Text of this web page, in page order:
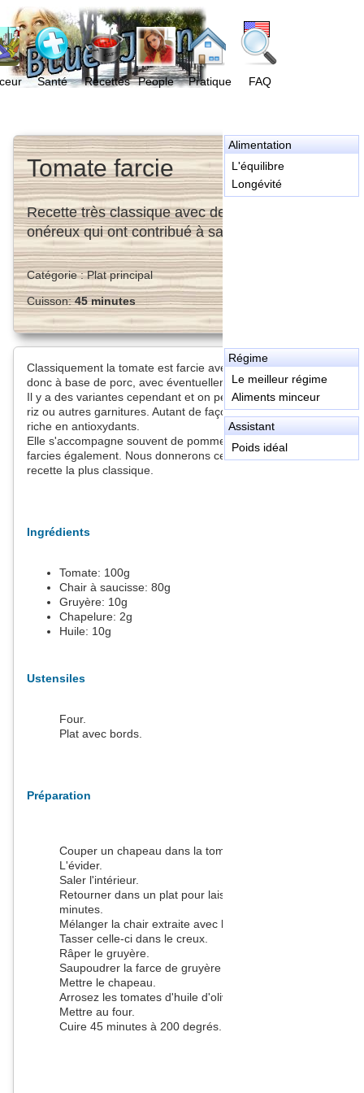
Santé Recettes People Pratique FAQ
Alimentation
L'équilibre
Longévité
Régime
Le meilleur régime
Aliments minceur
Assistant
Poids idéal
Tomate farcie
Recette très classique avec des ingrédients peu
onéreux qui ont contribué à sa popularité.
Catégorie :Plat principal
Cuisson:45 minutes
Classiquement la tomate est farcie avec de la chair à saucisse,
donc à base de porc, avec éventuellement des champignons.
Il y a des variantes cependant et on peut utiliser du poisson, du
riz ou autres garnitures. Autant de façon de préparer un met
riche en antioxydants.
Elle s'accompagne souvent de pomme de terre en dés ou
farcies également. Nous donnerons cette fois la version de la
recette la plus classique.
Ingrédients
Tomate: 100g
Chair à saucisse: 80g
Gruyère: 10g
Chapelure: 2g
Huile: 10g
Ustensiles
Four.
Plat avec bords.
Préparation
Couper un chapeau dans la tomate.
L'évider.
Saler l'intérieur.
Retourner dans un plat pour laisser dégorger 10
minutes.
Mélanger la chair extraite avec la chair à saucisse.
Tasser celle-ci dans le creux.
Râper le gruyère.
Saupoudrer la farce de gruyère et de chapelure.
Mettre le chapeau.
Arrosez les tomates d'huile d'olive.
Mettre au four.
Cuire 45 minutes à 200 degrés.